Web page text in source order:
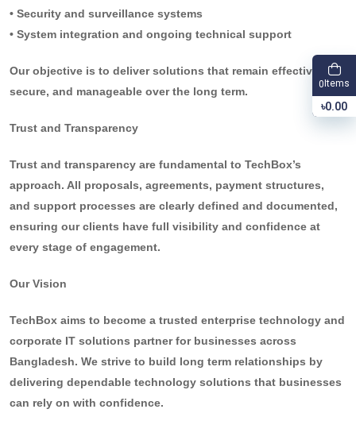
• Security and surveillance systems
• System integration and ongoing technical support
Our objective is to deliver solutions that remain effective,
secure, and manageable over the long term.
Trust and Transparency
Trust and transparency are fundamental to TechBox’s
approach. All proposals, agreements, payment structures,
and support processes are clearly defined and documented,
ensuring our clients have full visibility and confidence at
every stage of engagement.
Our Vision
TechBox aims to become a trusted enterprise technology and
corporate IT solutions partner for businesses across
Bangladesh. We strive to build long term relationships by
delivering dependable technology solutions that businesses
can rely on with confidence.
0 Items
৳0.00